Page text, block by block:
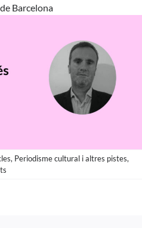
Barcelona
, Periodisme cultural i altres pistes,